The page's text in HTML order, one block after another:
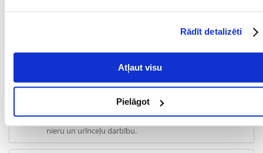
Rādīt detalizēti
Atļaut visu
Pielāgot
KALCIJS (%): 1.15
HAIRBALL urīnceļu funkcijas
Pareizs minerālvielu līdzsvars nodrošina optimālu
nieru un urīnceļu darbību.